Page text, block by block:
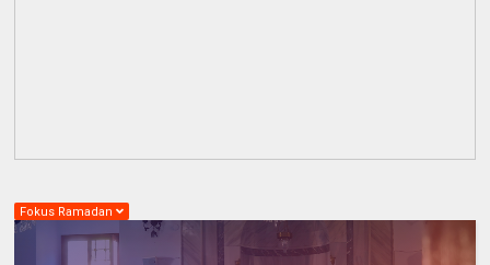
Fokus Ramadan